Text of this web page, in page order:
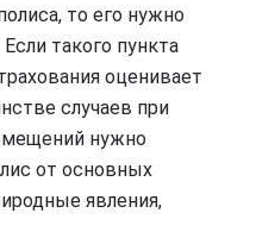
то его нужно
такого пункта
оценивает
случаев при
нужно
от основных
явления,